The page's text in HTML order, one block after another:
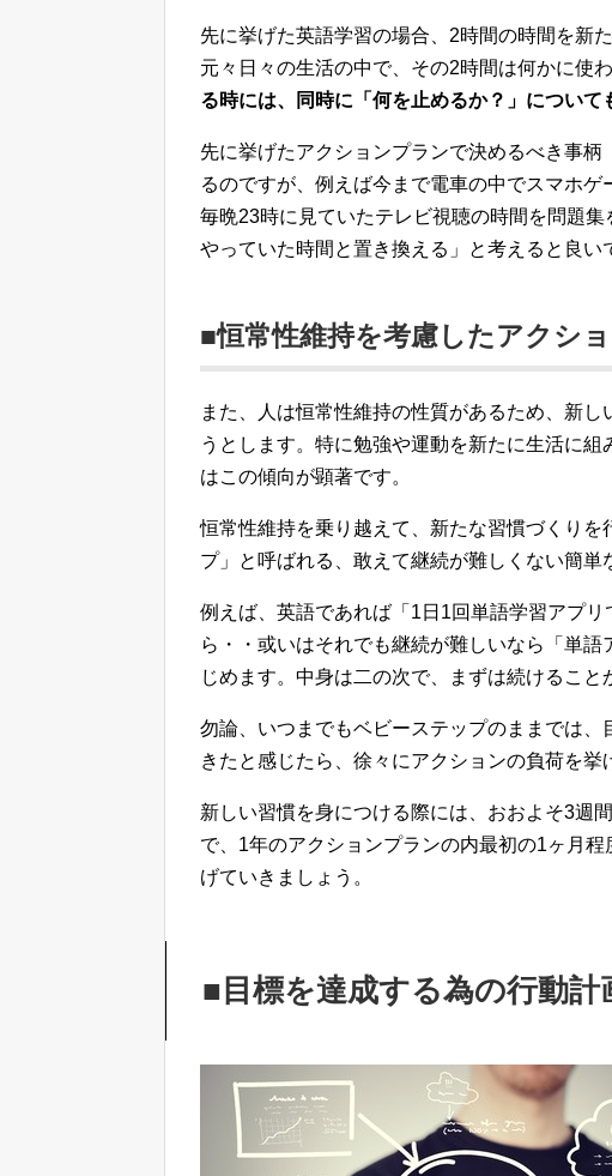
先に挙げた英語学習の場合、2時間の時間を新
元々日々の生活の中で、その2時間は何かに使
る時には、同時に「何を止めるか？」について
先に挙げたアクションプランで決めるべき事柄
るのですが、例えば今まで電車の中でスマホゲ
毎晩23時に見ていたテレビ視聴の時間を問題
やっていた時間と置き換える」と考えると良い
■恒常性維持を考慮したアクシ
また、人は恒常性維持の性質があるため、新
うとします。特に勉強や運動を新たに生活に
はこの傾向が顕著です。
恒常性維持を乗り越えて、新たな習慣づくり
プ」と呼ばれる、敢えて継続が難しくない簡単
例えば、英語であれば「1日1回単語学習アプ
ら・・或いはそれでも継続が難しいなら「単
じめます。中身は二の次で、まずは続けること
勿論、いつまでもベビーステップのままでは
きたと感じたら、徐々にアクションの負荷を挙
新しい習慣を身につける際には、おおよそ3週
で、1年のアクションプランの内最初の1ヶ月
げていきましょう。
■目標を達成する為の行動計